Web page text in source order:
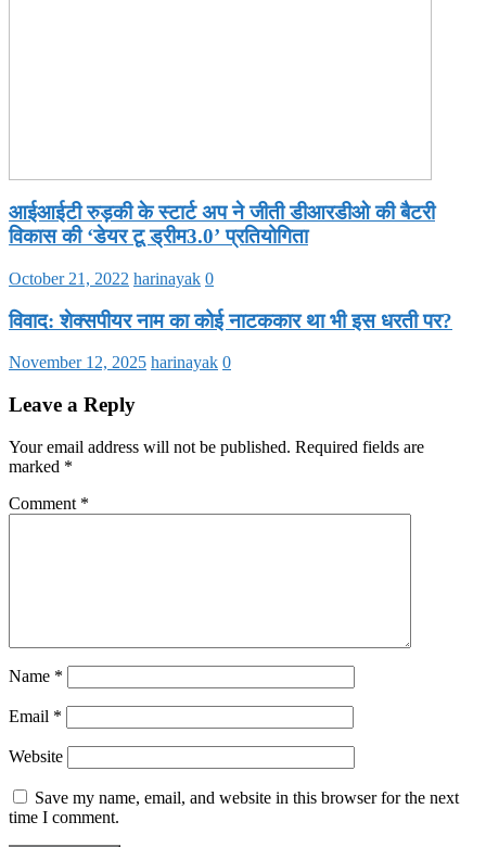
आईआईटी रुड़की के स्टार्ट अप ने जीती डीआरडीओ की बैटरी
विकास की ‘डेयर टू ड्रीम3.0’ प्रतियोगिता
October 21, 2022 harinayak 0
विवाद: शेक्सपीयर नाम का कोई नाटककार था भी इस धरती पर?
November 12, 2025 harinayak 0
Leave a Reply
Your email address will not be published. Required fields are
marked *
Comment *
Name *
Email *
Website
Save my name, email, and website in this browser for the next
time I comment.